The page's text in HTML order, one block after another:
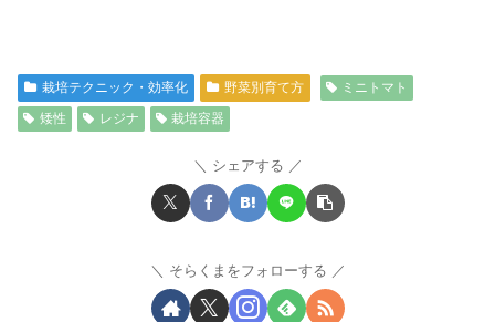
栽培テクニック・効率化 野菜別育て方
ミニトマト
矮性
レジナ 栽培容器
シェアする
そらくまをフォローする